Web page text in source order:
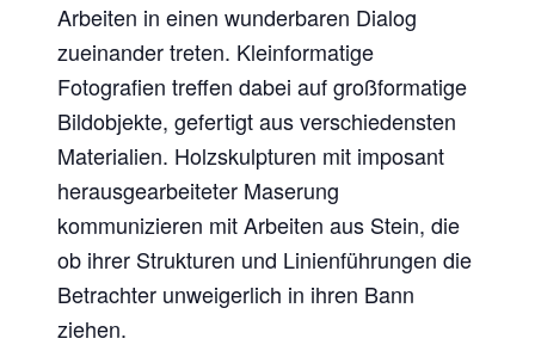
Arbeiten in einen wunderbaren Dialog
zueinander treten. Kleinformatige
Fotografien treffen dabei auf großformatige
Bildobjekte, gefertigt aus verschiedensten
Materialien. Holzskulpturen mit imposant
herausgearbeiteter Maserung
kommunizieren mit Arbeiten aus Stein, die
ob ihrer Strukturen und Linienführungen die
Betrachter unweigerlich in ihren Bann
ziehen.